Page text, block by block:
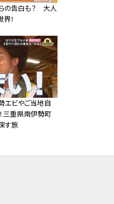
の告白も？ 大人
！
エビやご当地自
三重県南伊勢町
す旅